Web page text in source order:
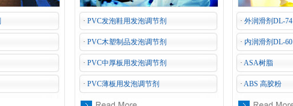
· PVC发泡鞋用发泡调节剂
· PVC木塑制品发泡调节剂
· PVC中厚板用发泡调节剂
· PVC薄板用发泡调节剂
· 外润滑剂DL-74
· 内润滑剂DL-60
· ASA树脂
· ABS 高胶粉